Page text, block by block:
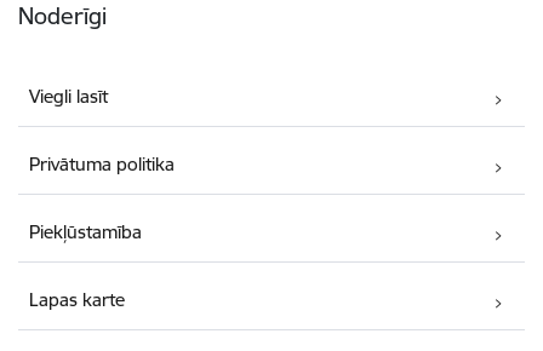
Noderīgi
Viegli lasīt
Privātuma politika
Piekļūstamība
Lapas karte